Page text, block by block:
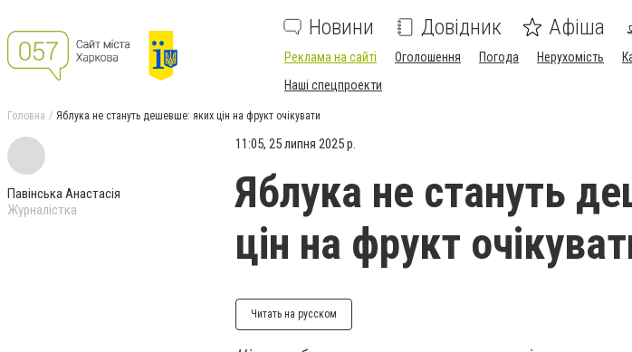
Новини Довідник Афіша
Реклама на сайті Оголошення Погода Нерухомість
Наші спецпроекти
Головна Яблука не стануть дешевше: яких цін на фрукт очікувати
Павінська Анастасія
Журналістка
11:05, 25 липня 2025 р.
Яблука не стануть
цін на фрукт
Читать на русском